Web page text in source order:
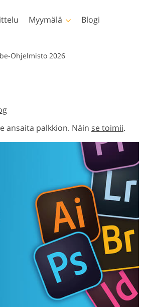
kuvien
Valokuvan restaurointi
koulutusdata Videoeditointipalvelut
Myymälä Blogi
Ohjelmisto 2026
ansaita palkkion. Näin se toimii.